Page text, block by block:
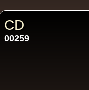
CD
00259